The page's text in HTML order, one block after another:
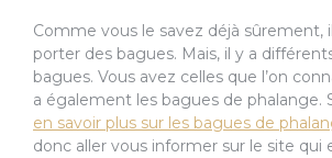
Comme vous le savez déjà sûrement,
porter des bagues. Mais, il y a
bagues. Vous avez celles que l’on
a également les bagues de phalange.
en savoir plus sur les bagues de
donc aller vous informer sur le site qui